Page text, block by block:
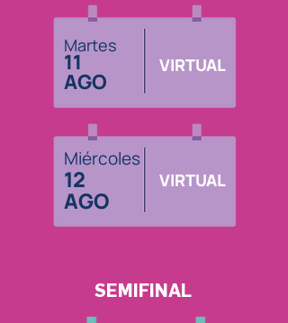
Martes
11
AGO
VIRTUAL
Miércoles
12
AGO
VIRTUAL
SEMIFINAL